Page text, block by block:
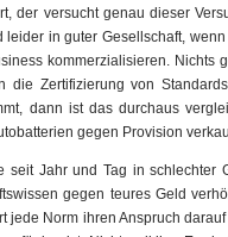
der versucht genau dieser
in guter Gesellschaft, wenn
kommerzialisieren. Nichts
die Zertifizierung von
dann ist das durchaus
gegen Provision
seit Jahr und Tag in schlechter
gegen teures Geld
jede Norm ihren Anspruch